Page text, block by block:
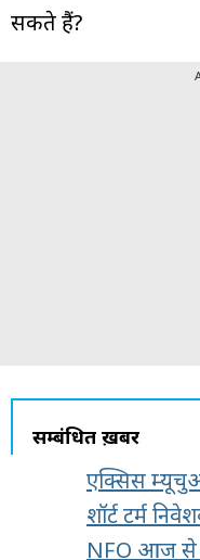
सकते हैं?
सम्बंधित ख़बरें
एक्सिस
शॉर्ट टर्म
NFO आज से